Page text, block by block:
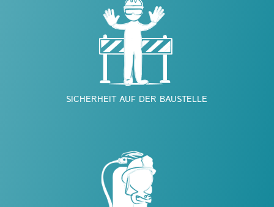
SICHERHEIT AUF DER BAUSTELLE